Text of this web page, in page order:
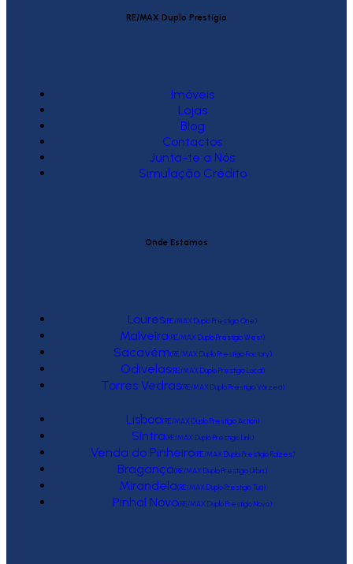
RE/MAX Duplo Prestígio
Imóveis
Lojas
Blog
Contactos
Junta-te a Nós
Simulação Crédito
Onde Estamos
Loures(RE/MAX Duplo Prestígio One)
Malveira(RE/MAX Duplo Prestígio West)
Sacavém(RE/MAX Duplo Prestígio Factory)
Odivelas(RE/MAX Duplo Prestígio Local)
Torres Vedras(RE/MAX Duplo Prestígio Várzea)
Lisboa(RE/MAX Duplo Prestígio Action)
Sintra(RE/MAX Duplo Prestígio Link)
Venda do Pinheiro(RE/MAX Duplo Prestígio Raízes)
Bragança(RE/MAX Duplo Prestígio Urbis)
Mirandela(RE/MAX Duplo Prestígio Tua)
Pinhal Novo(RE/MAX Duplo Prestígio Novo)